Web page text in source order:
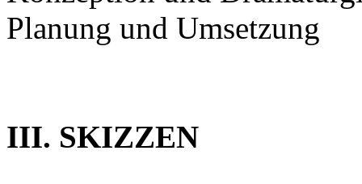
Planung und Umsetzung
III. SKIZZEN